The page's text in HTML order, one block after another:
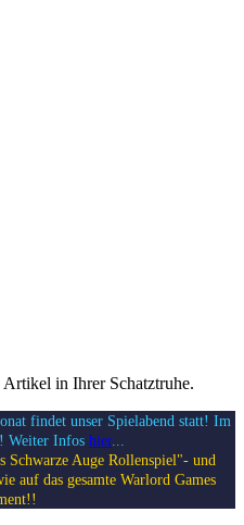
Artikel in Ihrer Schatztruhe.
findet unser Spielabend statt! Im
Weiter Infos hier...
Schwarze Auge Rollenspiel"- und
auf das gesamte Warlord Games